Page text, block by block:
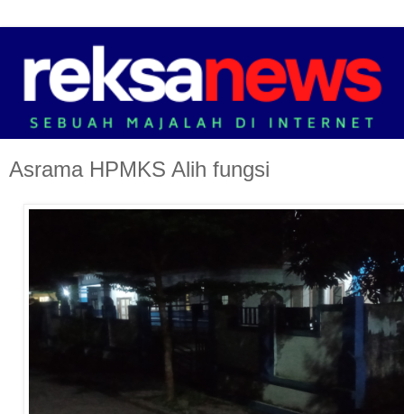
Asrama HPMKS Alih fungsi